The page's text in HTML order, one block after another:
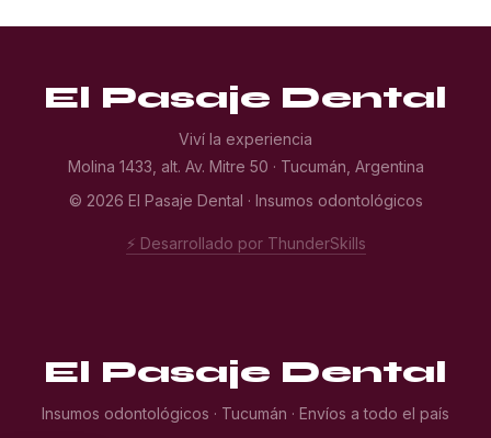
El Pasaje Dental
Viví la experiencia
Molina 1433, alt. Av. Mitre 50 · Tucumán, Argentina
© 2026 El Pasaje Dental · Insumos odontológicos
⚡ Desarrollado por ThunderSkills
El Pasaje Dental
Insumos odontológicos · Tucumán · Envíos a todo el país